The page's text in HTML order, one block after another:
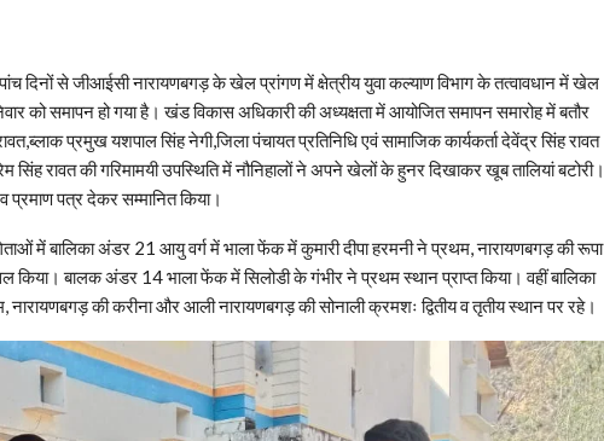
दिनों से जीआईसी नारायणबगड़ के खेल प्रांगण में क्षेत्रीय युवा कल्याण विभाग के तत्वावधान में खेल
को समापन हो गया है। खंड विकास अधिकारी की अध्यक्षता में आयोजित समापन समारोह में बतौर
प्रमुख यशपाल सिंह नेगी,जिला पंचायत प्रतिनिधि एवं सामाजिक कार्यकर्ता देवेंद्र सिंह रावत
रावत की गरिमामयी उपस्थिति में नौनिहालों ने अपने खेलों के हुनर दिखाकर खूब तालियां बटोरी।
पत्र देकर सम्मानित किया।
में बालिका अंडर 21 आयु वर्ग में भाला फेंक में कुमारी दीपा हरमनी ने प्रथम, नारायणबगड़ की रूपा
किया। बालक अंडर 14 भाला फेंक में सिलोडी के गंभीर ने प्रथम स्थान प्राप्त किया। वहीं बालिका
की करीना और आली नारायणबगड़ की सोनाली क्रमशः द्वितीय व तृतीय स्थान पर रहे।